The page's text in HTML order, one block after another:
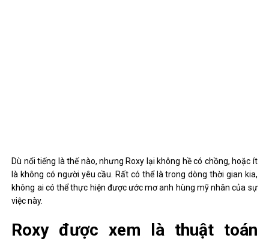
Dù nổi tiếng là thế nào, nhưng Roxy lại không hề có chồng, hoặc ít
là không có người yêu cầu. Rất có thể là trong dòng thời gian kia,
không ai có thể thực hiện được ước mơ anh hùng mỹ nhân của sự
việc này.
Roxy được xem là thuật toán